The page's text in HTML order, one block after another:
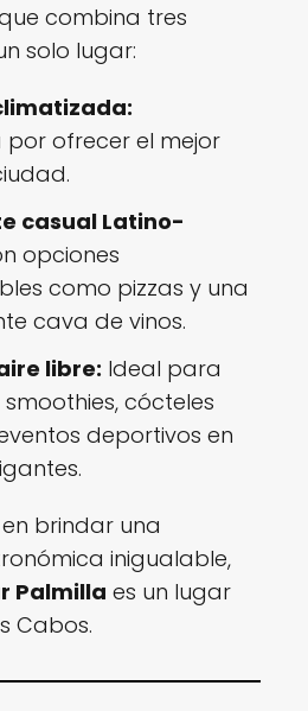
combina tres
solo lugar:
por ofrecer el mejor
casual Latino-
opciones
como pizzas y una
cava de vinos.
libre: Ideal para
cócteles
deportivos en
brindar una
inigualable,
Palmilla es un lugar
Cabos.